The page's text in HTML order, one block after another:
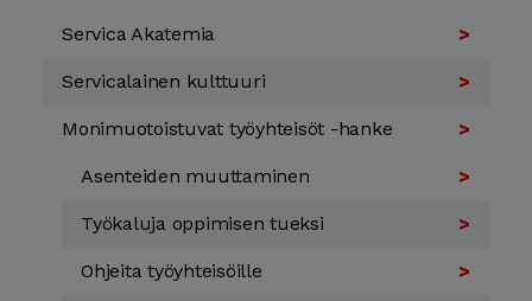
Servica Akatemia
Servica­lainen kulttuuri
Monimuotoistuvat työyhteisöt -hanke
Asenteiden muuttaminen
Työkaluja oppimisen tueksi
Ohjeita työyhteisöille